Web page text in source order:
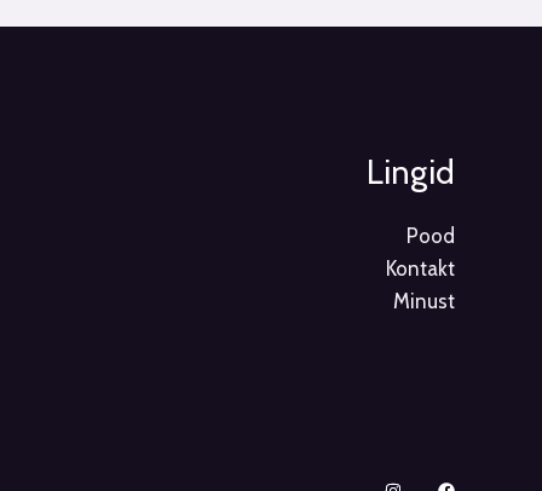
Lingid
Pood
Kontakt
Minust